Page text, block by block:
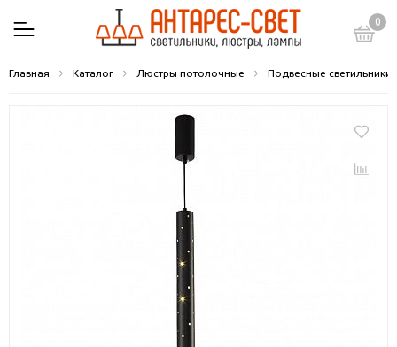
0
Главная Каталог Люстры потолочные Подвесные светильники